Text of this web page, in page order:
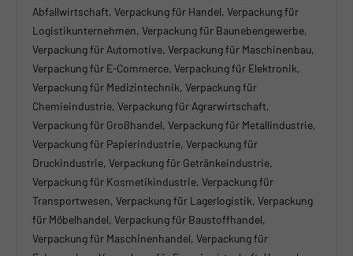
Abfallwirtschaft, Verpackung für Handel, Verpackung für
Logistikunternehmen, Verpackung für Baunebengewerbe,
Verpackung für Automotive, Verpackung für Maschinenbau,
Verpackung für E-Commerce, Verpackung für Elektronik,
Verpackung für Medizintechnik, Verpackung für
Chemieindustrie, Verpackung für Agrarwirtschaft,
Verpackung für Großhandel, Verpackung für Metallindustrie,
Verpackung für Papierindustrie, Verpackung für
Druckindustrie, Verpackung für Getränkeindustrie,
Verpackung für Kosmetikindustrie, Verpackung für
Transportwesen, Verpackung für Lagerlogistik, Verpackung
für Möbelhandel, Verpackung für Baustoffhandel,
Verpackung für Maschinenhandel, Verpackung für